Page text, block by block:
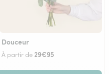
Douceur
À partir de 29€95